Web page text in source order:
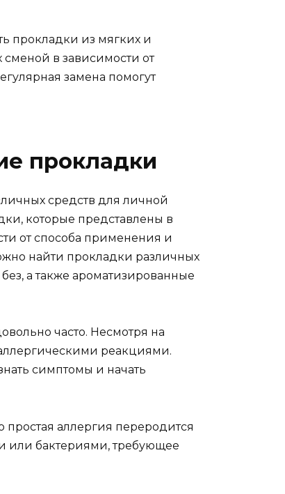
прокладки из мягких и
сменой в зависимости от
замена помогут
прокладки
средств для личной
которые представлены в
от способа применения и
найти прокладки различных
а также ароматизированные
часто. Несмотря на
реакциями.
симптомы и начать
аллергия переродится
или бактериями, требующее